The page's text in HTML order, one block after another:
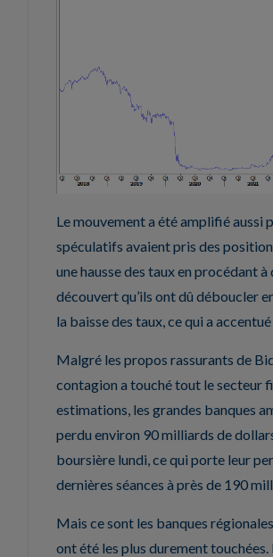
Le mouvement a été amplifié aussi
spéculatifs avaient pris des
une hausse des taux en procédant à
découvert qu’ils ont dû déboucler
la baisse des taux, ce qui a
Malgré les propos rassurants de
contagion a touché tout le secteur
estimations, les grandes banques
perdu environ 90 milliards de
boursière lundi, ce qui porte leur
dernières séances à près de 190
Mais ce sont les banques
ont été les plus durement touchées.